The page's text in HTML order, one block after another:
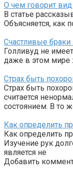
О чем говорит
В статье
Объясняется, как
Счастливые браки
Голливуд не
даже в этом мире
Страх быть
Страх быть
считается
состоянием. В то
Как определить
Как определить
Изучение рук
является не
Добавить